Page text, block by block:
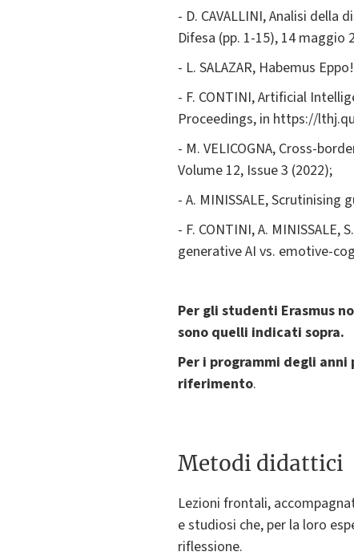
- D. CAVALLINI, Analisi
Difesa (pp. 1-15), 14 maggio
- L. SALAZAR, Habemus
- F. CONTINI, Artificial
Proceedings, in https://
- M. VELICOGNA, Cross-
Volume 12, Issue 3 (2022);
- A. MINISSALE,
- F. CONTINI, A.
generative AI vs. emotive-
Per gli studenti Erasmus
sono quelli indicati sopra.
Per i programmi degli
riferimento.
Metodi didattici
Lezioni frontali,
e studiosi che, per la loro
riflessione.